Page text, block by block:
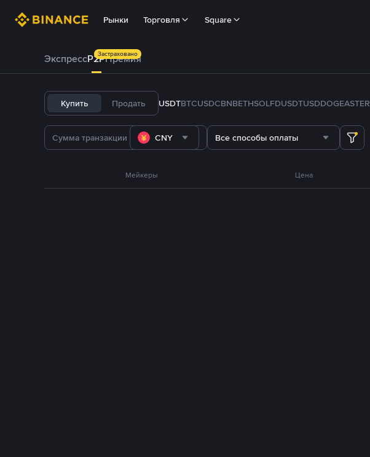
Рынки Торговля Square
ЭкспрессP2PПремия
Застраховано
Купить Продать USDTBTCUSDCBNBETHSOLFDUSDTUSDDOGEASTER
CNY Все способы оплаты
Мейкеры Цена